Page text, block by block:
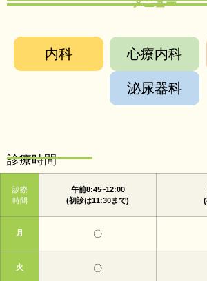
メニュー
内科 心療内科
泌尿器科
診療時間
診療
時間
午前8:45~12:00
(初診は11:30まで)
月 〇
火 〇